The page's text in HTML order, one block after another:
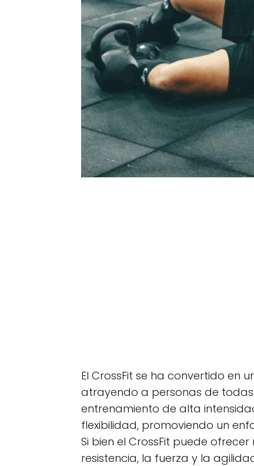
El CrossFit se ha convertido en
atrayendo a personas de todas
entrenamiento de alta
flexibilidad, promoviendo un
Si bien el CrossFit puede
resistencia, la fuerza y la